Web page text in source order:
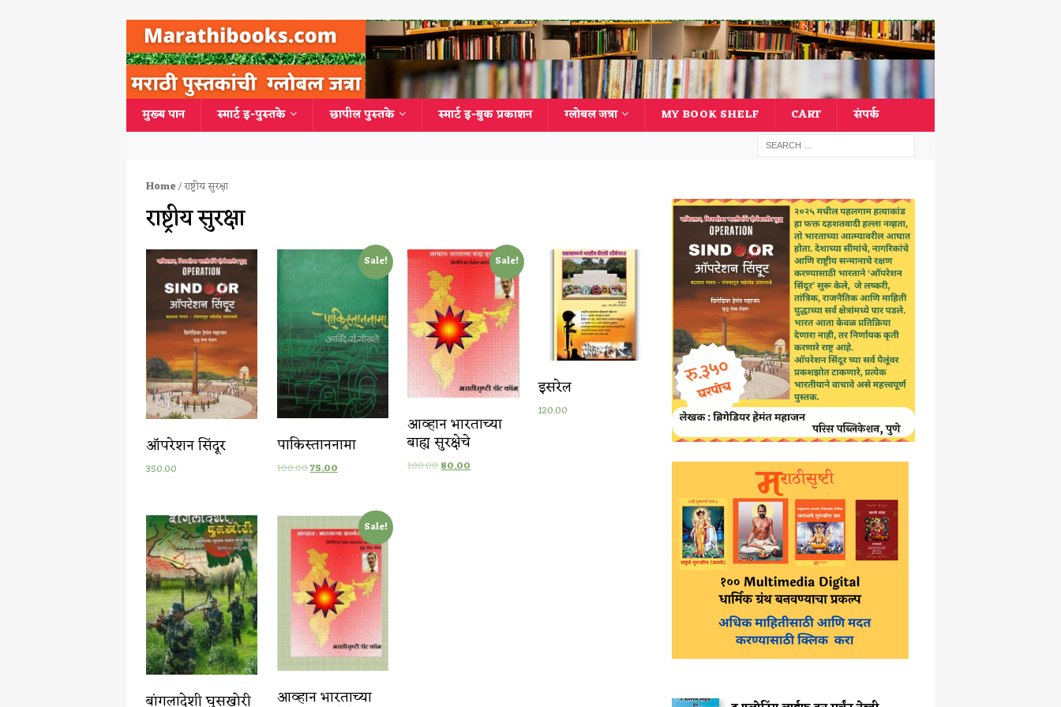
मुख्य पान स्मार्ट इ-पुस्तके छापील पुस्तके स्मार्ट इ-बुक प्रकाशन ग्लोबल जत्रा MY BOOK SHELF CART संपर्क
Home/ राष्ट्रीय सुरक्षा
राष्ट्रीय सुरक्षा
ऑपरेशन सिंदूर
350.00
Sale!
पाकिस्ताननामा
100.0075.00
Sale!
आव्हान भारताच्या
बाह्य सुरक्षेचे
100.0080.00
इसरेल
120.00
बांगलादेशी घुसखोरी
Sale!
आव्हान भारताच्या